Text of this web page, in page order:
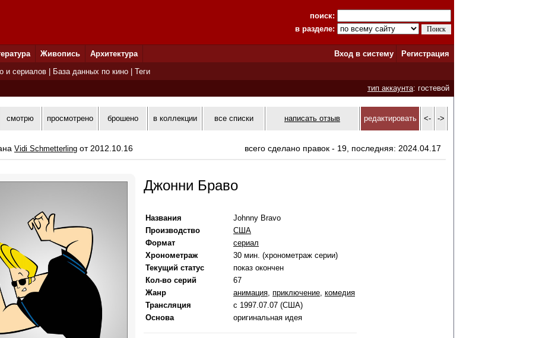
поиск:
в разделе:
Живопись Архитектура Вход в систему
Регистрация
и сериалов База данных по кино
Теги
тип аккаунта: гостевой
смотрю просмотрено брошено в коллекции все списки написать отзыв редактировать <- ->
Vidi Schmetterling от 2012.10.16 всего сделано правок - 19, последняя: 2024.04.17
Джонни Браво
Названия
Johnny Bravo
Производство
США
Формат
сериал
Хронометраж
30 мин. (хронометраж серии)
Текущий статус
показ окончен
Кол-во серий
67
Жанр
анимация, приключение, комедия
Трансляция
с 1997.07.07 (США)
Основа
оригинальная идея